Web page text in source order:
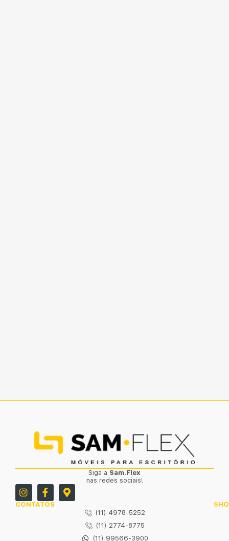
Siga a Sam.Flex
nas redes sociais!
CONTATOS
(11) 4978-5252
(11) 2774-8775
(11) 99566-3900